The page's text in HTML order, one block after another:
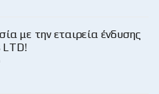
με την εταιρεία ένδυσης
LTD!